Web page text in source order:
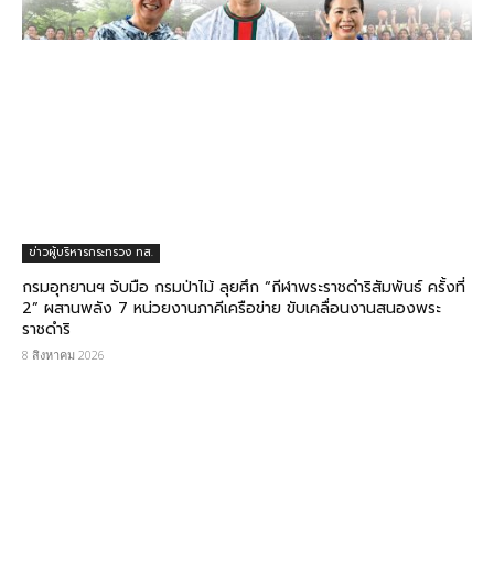
ข่าวผู้บริหารกระทรวง ทส.
กรมอุทยานฯ จับมือ กรมป่าไม้ ลุยศึก “กีฬาพระราชดำริสัมพันธ์ ครั้งที่
2” ผสานพลัง 7 หน่วยงานภาคีเครือข่าย ขับเคลื่อนงานสนองพระ
ราชดำริ
8 สิงหาคม 2026